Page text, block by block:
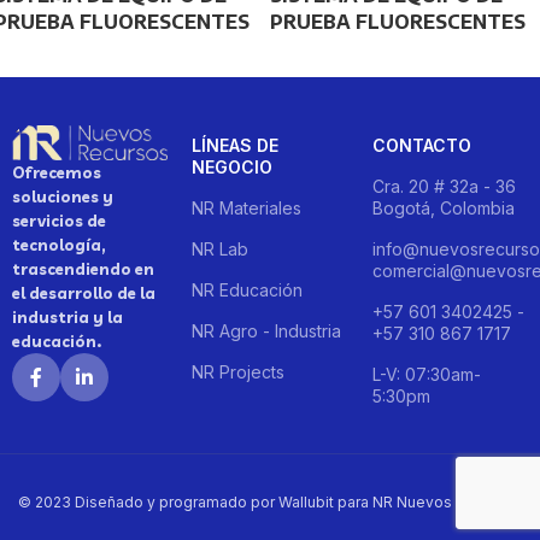
FLUORESCENTES
PRUEBA FLUORESCENTES
Ofrecemos
soluciones y
servicios de
tecnología,
trascendiendo en
el desarrollo de la
industria y la
educación.
LÍNEAS DE
NEGOCIO
NR Materiales
NR Lab
NR Educación
NR Agro - Industria
NR Projects
CONTACTO
Cra. 20 # 32a - 36
Bogotá, Colombia
+57 601 3402425 -
+57 310 867 1717
L-V: 07:30am-
5:30pm
© 2023 Diseñado y programado por Wallubit para NR Nuevos Recursos